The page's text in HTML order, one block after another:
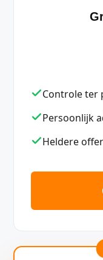
Controle ter
Persoonlijk
Heldere